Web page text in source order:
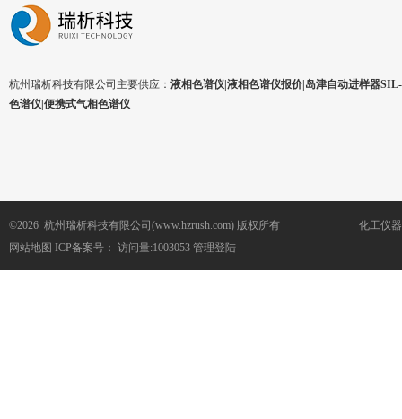
杭州瑞析科技有限公司主要供应： 液相色谱仪|液相色谱仪报价|岛津自动进样器
色谱仪|便携式气相色谱仪
©2026 杭州瑞析科技有限公司(www.hzrush.com) 版权所有
网站地图 ICP备案号： 访问量:1003053 管理登陆
化工仪